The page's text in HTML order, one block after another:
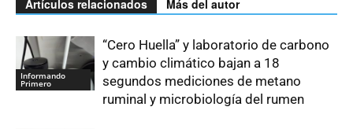
Artículos relacionados Más del autor
Informando
Primero
“Cero Huella” y laboratorio de carbono
y cambio climático bajan a 18
segundos mediciones de metano
ruminal y microbiología del rumen